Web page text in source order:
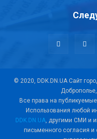
© 2020, DDK.DN.UA Сайт
Все права на
Использования любой
DDK.DN.UA, другими СМИ и
письменного согласия